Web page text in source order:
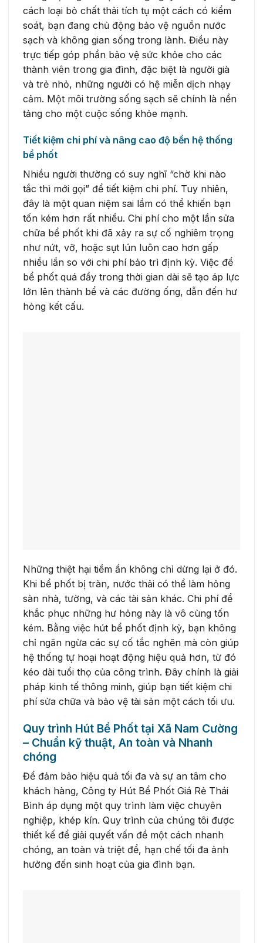
cách loại bỏ chất thải tích tụ một cách có kiểm
soát, bạn đang chủ động bảo vệ nguồn nước
sạch và không gian sống trong lành. Điều này
trực tiếp góp phần bảo vệ sức khỏe cho các
thành viên trong gia đình, đặc biệt là người già
và trẻ nhỏ, những người có hệ miễn dịch nhạy
cảm. Một môi trường sống sạch sẽ chính là nền
tảng cho một cuộc sống khỏe mạnh.
Tiết kiệm chi phí và nâng cao độ bền hệ thống
bể phốt
Nhiều người thường có suy nghĩ “chờ khi nào
tắc thì mới gọi” để tiết kiệm chi phí. Tuy nhiên,
đây là một quan niệm sai lầm có thể khiến bạn
tốn kém hơn rất nhiều. Chi phí cho một lần sửa
chữa bể phốt khi đã xảy ra sự cố nghiêm trọng
như nứt, vỡ, hoặc sụt lún luôn cao hơn gấp
nhiều lần so với chi phí bảo trì định kỳ. Việc để
bể phốt quá đầy trong thời gian dài sẽ tạo áp lực
lớn lên thành bể và các đường ống, dẫn đến hư
hỏng kết cấu.
Những thiệt hại tiềm ẩn không chỉ dừng lại ở đó.
Khi bể phốt bị tràn, nước thải có thể làm hỏng
sàn nhà, tường, và các tài sản khác. Chi phí để
khắc phục những hư hỏng này là vô cùng tốn
kém. Bằng việc hút bể phốt định kỳ, bạn không
chỉ ngăn ngừa các sự cố tắc nghẽn mà còn giúp
hệ thống tự hoại hoạt động hiệu quả hơn, từ đó
kéo dài tuổi thọ của công trình. Đây chính là giải
pháp kinh tế thông minh, giúp bạn tiết kiệm chi
phí sửa chữa và bảo vệ tài sản một cách tối ưu.
Quy trình Hút Bể Phốt tại Xã Nam Cường
– Chuẩn kỹ thuật, An toàn và Nhanh
chóng
Để đảm bảo hiệu quả tối đa và sự an tâm cho
khách hàng, Công ty Hút Bể Phốt Giá Rẻ Thái
Bình áp dụng một quy trình làm việc chuyên
nghiệp, khép kín. Quy trình của chúng tôi được
thiết kế để giải quyết vấn đề một cách nhanh
chóng, an toàn và triệt để, hạn chế tối đa ảnh
hưởng đến sinh hoạt của gia đình bạn.